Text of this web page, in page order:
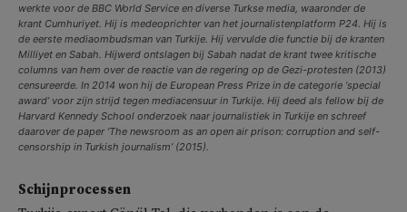
werkte voor de BBC World Service en diverse Turkse media, waaronder de
krant Cumhuriyet. Hij is medeoprichter van het journalistenplatform P24. Hij is
de eerste mediaombudsman van Turkije. Hij vervulde die functie bij de kranten
Milliyet en Sabah. Hijwerd ontslagen bij Sabah nadat de krant twee kritische
columns van hem over de reactie van de regering op de Gezi-protesten (2013)
censureerde. In 2014 won hij de European Press Prize in de categorie ‘special
award’ voor zijn strijd tegen mediacensuur in Turkije. Hij deed als fellow bij de
Harvard Kennedy School onderzoek naar journalistiek in Turkije en schreef
daarover de paper ‘The newsroom as an open air prison: corruption and self-
censorship in Turkish journalism’ (2015).
Schijnprocessen